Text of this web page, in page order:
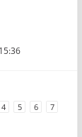
4 5 6 7